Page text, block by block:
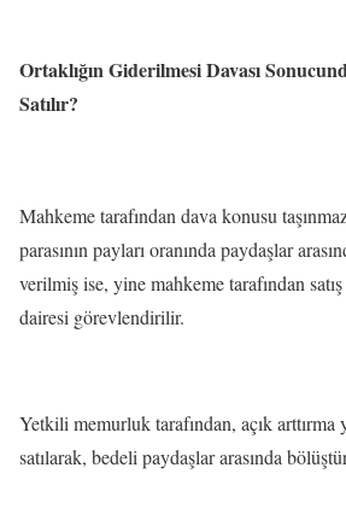
Ortaklığın Giderilmesi Davası
Satılır?
Mahkeme tarafından dava konusu
parasının payları oranında paydaşlar
verilmiş ise, yine mahkeme tarafından
dairesi görevlendirilir.
Yetkili memurluk tarafından, açık arttırma
satılarak, bedeli paydaşlar arasında